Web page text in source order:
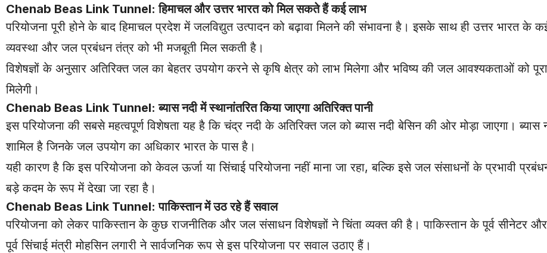
Chenab Beas Link Tunnel: हिमाचल और उत्तर भारत को मिल सकते हैं कई लाभ
परियोजना पूरी होने के बाद हिमाचल प्रदेश में जलविद्युत उत्पादन को बढ़ावा मिलने की संभावना है। इसके साथ ही उत्तर भारत के कई
व्यवस्था और जल प्रबंधन तंत्र को भी मजबूती मिल सकती है।
विशेषज्ञों के अनुसार अतिरिक्त जल का बेहतर उपयोग करने से कृषि क्षेत्र को लाभ मिलेगा और भविष्य की जल आवश्यकताओं को
मिलेगी।
Chenab Beas Link Tunnel: ब्यास नदी में स्थानांतरित किया जाएगा अतिरिक्त पानी
इस परियोजना की सबसे महत्वपूर्ण विशेषता यह है कि चंद्र नदी के अतिरिक्त जल को ब्यास नदी बेसिन की ओर मोड़ा जाएगा। ब्यास
शामिल है जिनके जल उपयोग का अधिकार भारत के पास है।
यही कारण है कि इस परियोजना को केवल ऊर्जा या सिंचाई परियोजना नहीं माना जा रहा, बल्कि इसे जल संसाधनों के प्रभावी
बड़े कदम के रूप में देखा जा रहा है।
Chenab Beas Link Tunnel: पाकिस्तान में उठ रहे हैं सवाल
परियोजना को लेकर पाकिस्तान के कुछ राजनीतिक और जल संसाधन विशेषज्ञों ने चिंता व्यक्त की है। पाकिस्तान के पूर्व सीनेटर
पूर्व सिंचाई मंत्री मोहसिन लगारी ने सार्वजनिक रूप से इस परियोजना पर सवाल उठाए हैं।